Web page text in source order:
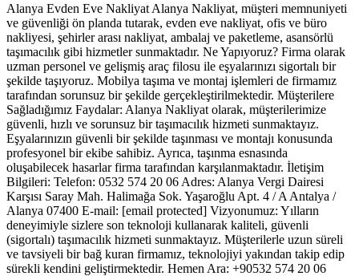
Alanya Evden Eve Nakliyat Alanya Nakliyat, müşteri memnuniyeti
ve güvenliği ön planda tutarak, evden eve nakliyat, ofis ve büro
nakliyesi, şehirler arası nakliyat, ambalaj ve paketleme, asansörlü
taşımacılık gibi hizmetler sunmaktadır. Ne Yapıyoruz? Firma olarak
uzman personel ve gelişmiş araç filosu ile eşyalarınızı sigortalı bir
şekilde taşıyoruz. Mobilya taşıma ve montaj işlemleri de firmamız
tarafından sorunsuz bir şekilde gerçekleştirilmektedir. Müşterilere
Sağladığımız Faydalar: Alanya Nakliyat olarak, müşterilerimize
güvenli, hızlı ve sorunsuz bir taşımacılık hizmeti sunmaktayız.
Eşyalarınızın güvenli bir şekilde taşınması ve montajı konusunda
profesyonel bir ekibe sahibiz. Ayrıca, taşınma esnasında
oluşabilecek hasarlar firma tarafından karşılanmaktadır. İletişim
Bilgileri: Telefon: 0532 574 20 06 Adres: Alanya Vergi Dairesi
Karşısı Saray Mah. Halimağa Sok. Yaşaroğlu Apt. 4 / A Antalya /
Alanya 07400 E-mail: [email protected] Vizyonumuz: Yılların
deneyimiyle sizlere son teknoloji kullanarak kaliteli, güvenli
(sigortalı) taşımacılık hizmeti sunmaktayız. Müşterilerle uzun süreli
ve tavsiyeli bir bağ kuran firmamız, teknolojiyi yakından takip edip
sürekli kendini geliştirmektedir. Hemen Ara: +90532 574 20 06